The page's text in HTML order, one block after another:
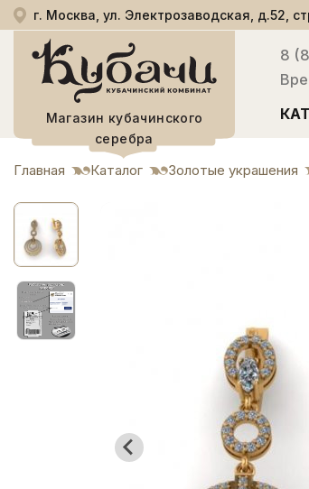
г. Москва, ул. Электрозаводская, д.52,
Магазин кубачинского
серебра
8
Главная Каталог Золотые украшения